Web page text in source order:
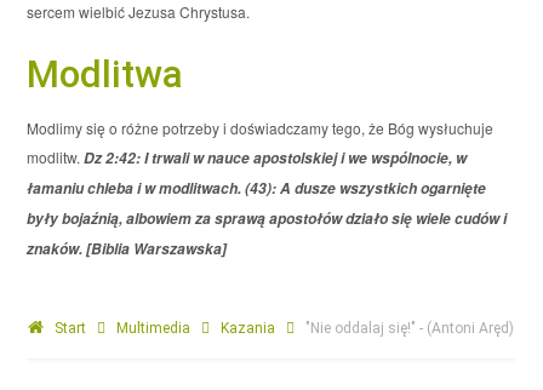
sercem wielbić Jezusa Chrystusa.
Modlitwa
Modlimy się o różne potrzeby i doświadczamy tego, że Bóg wysłuchuje
modlitw. Dz 2:42: I trwali w nauce apostolskiej i we wspólnocie, w
łamaniu chleba i w modlitwach. (43): A dusze wszystkich ogarnięte
były bojaźnią, albowiem za sprawą apostołów działo się wiele cudów i
znaków. [Biblia Warszawska]
Start Multimedia Kazania "Nie oddalaj się!" - (Antoni Aręd)